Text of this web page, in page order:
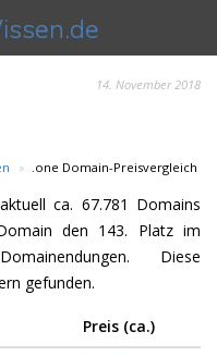
14. November 2018
.one Domain-Preisvergleich
ca. 67.781 Domains
den 143. Platz im
Diese
gefunden.
Preis (ca.)